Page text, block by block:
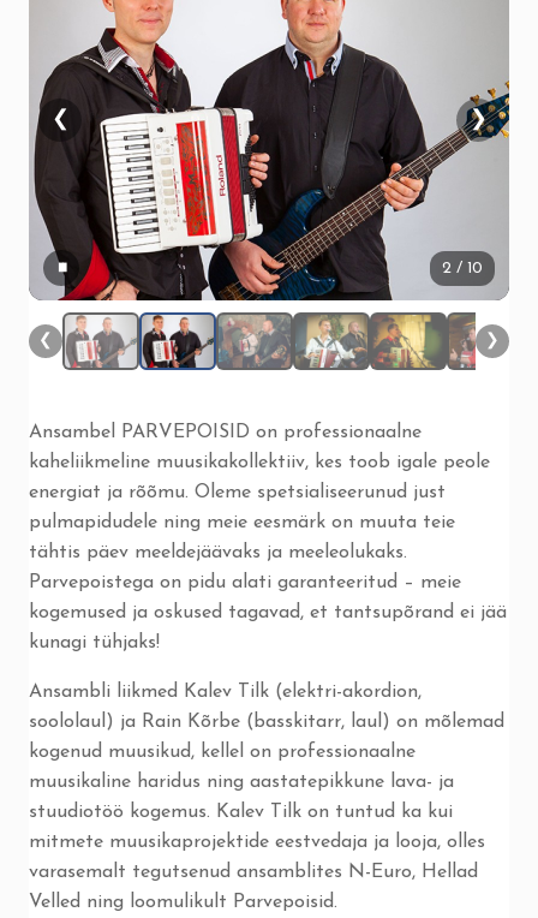
❮ ❯
2 / 10
▮▮
❮ ❯
Ansambel PARVEPOISID on professionaalne
kaheliikmeline muusikakollektiiv, kes toob igale peole
energiat ja rõõmu. Oleme spetsialiseerunud just
pulmapidudele ning meie eesmärk on muuta teie
tähtis päev meeldejäävaks ja meeleolukaks.
Parvepoistega on pidu alati garanteeritud – meie
kogemused ja oskused tagavad, et tantsupõrand ei jää
kunagi tühjaks!
Ansambli liikmed Kalev Tilk (elektri-akordion,
soololaul) ja Rain Kõrbe (basskitarr, laul) on mõlemad
kogenud muusikud, kellel on professionaalne
muusikaline haridus ning aastatepikkune lava- ja
stuudiotöö kogemus. Kalev Tilk on tuntud ka kui
mitmete muusikaprojektide eestvedaja ja looja, olles
varasemalt tegutsenud ansamblites N-Euro, Hellad
Velled ning loomulikult Parvepoisid.